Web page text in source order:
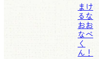
まけ
るな
おお
なべ
く
ん！